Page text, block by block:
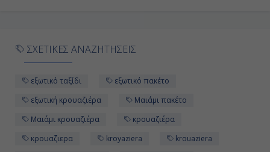
ΣΧΕΤΙΚΕΣ ΑΝΑΖΗΤΗΣΕΙΣ
εξωτικό ταξίδι
εξωτικό πακέτο
εξωτική κρουαζιέρα
Μαιάμι πακέτο
Μαιάμι κρουαζιέρα
κρουαζιέρα
κρουαζιερα
kroyaziera
krouaziera